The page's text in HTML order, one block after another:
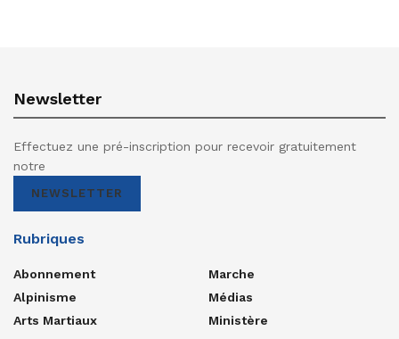
Newsletter
Effectuez une pré-inscription pour recevoir gratuitement
notre
NEWSLETTER
Rubriques
Abonnement
Alpinisme
Arts Martiaux
Marche
Médias
Ministère